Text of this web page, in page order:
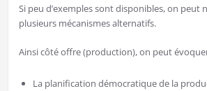
Si peu d’exemples sont disponibles, on peut
plusieurs mécanismes alternatifs.
Ainsi côté offre (production), on peut
La planification démocratique de la